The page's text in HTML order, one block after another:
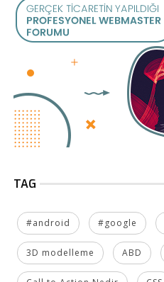
TAG
#android #google
3D modelleme ABD